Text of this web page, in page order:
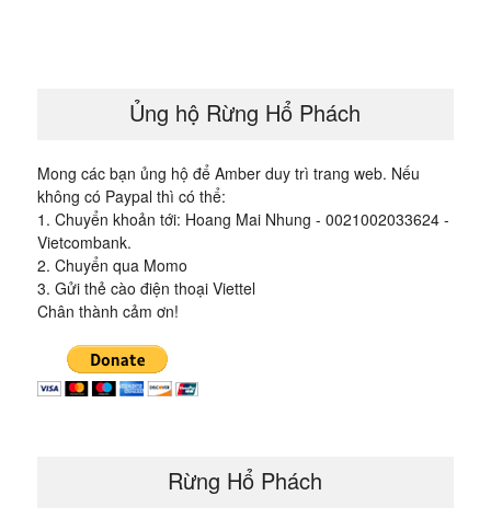
Ủng hộ Rừng Hổ Phách
Mong các bạn ủng hộ để Amber duy trì trang web. Nếu
không có Paypal thì có thể:
1. Chuyển khoản tới: Hoang Mai Nhung - 0021002033624 -
Vietcombank.
2. Chuyển qua Momo
3. Gửi thẻ cào điện thoại Viettel
Chân thành cảm ơn!
Rừng Hổ Phách